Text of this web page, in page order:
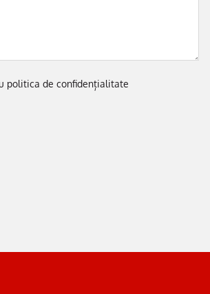
politica de confidențialitate